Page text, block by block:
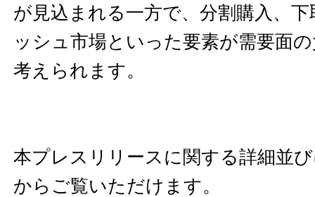
が見込まれる一方で、分割購入、
ッシュ市場といった要素が需要面
考えられます。
本プレスリリースに関する詳細並
からご覧いただけます。